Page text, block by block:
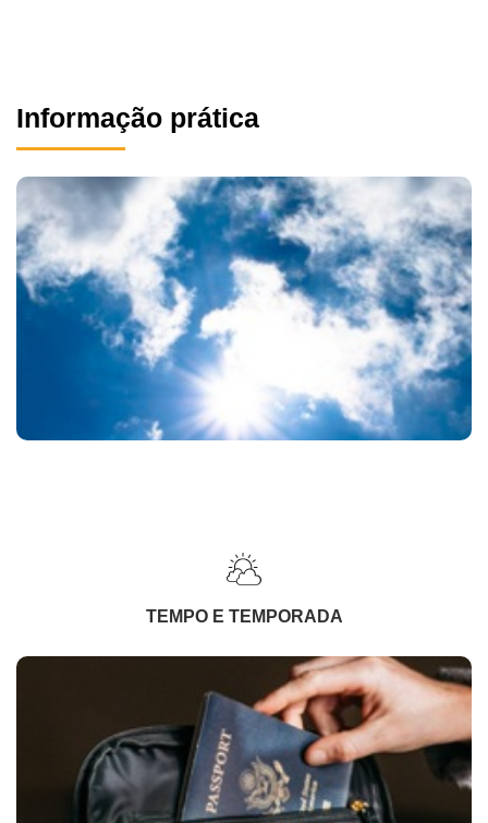
Informação prática
TEMPO E TEMPORADA